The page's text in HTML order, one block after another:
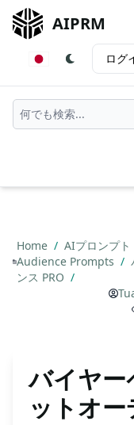
AIPRM
ログ
Home / AIプロンプト
Audience Prompts /
ンス PRO /
バイヤ
ットオ